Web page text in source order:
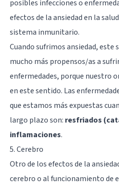
posibles infecciones o
efectos de la ansiedad en la
sistema inmunitario.
Cuando sufrimos ansiedad,
mucho más propensos/as a
enfermedades, porque nuestro
en este sentido. Las
que estamos más expuestas
largo plazo son: resfriados
inflamaciones.
5. Cerebro
Otro de los efectos de la
cerebro o al funcionamiento de